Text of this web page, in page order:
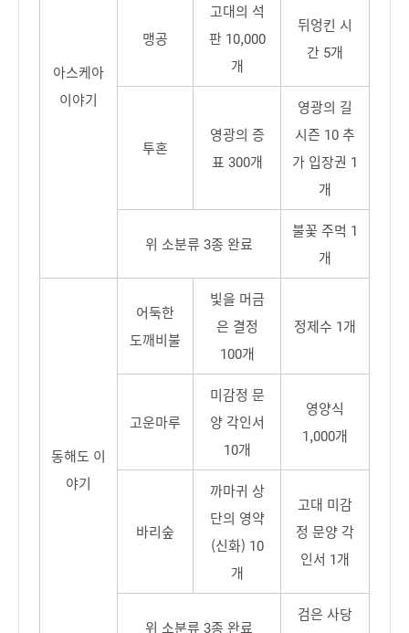
아스케아
이야기
맹공
고대의 석
판 10,000
개
뒤엉킨 시
간 5개
투혼
영광의 증
표 300개
영광의 길
시즌 10 추
가 입장권 1
개
위 소분류 3종 완료
불꽃 주먹 1
개
동해도 이
야기
어둑한
도깨비불
빛을 머금
은 결정
100개
정제수 1개
고운마루
미감정 문
양 각인서
10개
영양식
1,000개
바리숲
까마귀 상
단의 영약
(신화) 10
개
고대 미감
정 문양 각
인서 1개
위 소분류 3종 완료
검은 사당